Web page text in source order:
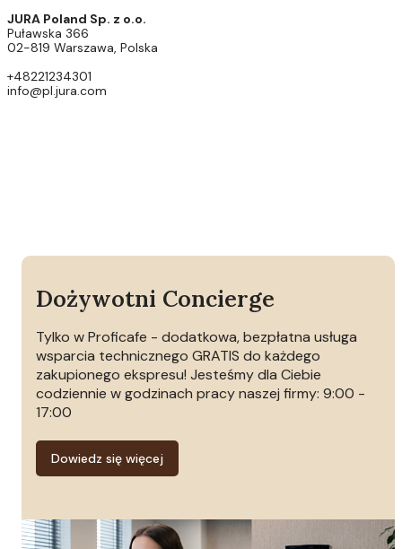
JURA Poland Sp. z o.o.
Puławska 366
02-819 Warszawa, Polska
+48221234301
info@pl.jura.com
Dożywotni Concierge
Tylko w Proficafe - dodatkowa, bezpłatna usługa
wsparcia technicznego GRATIS do każdego
zakupionego ekspresu! Jesteśmy dla Ciebie
codziennie w godzinach pracy naszej firmy: 9:00 -
17:00
Dowiedz się więcej